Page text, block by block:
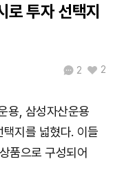
로 투자 선택지
2 2
용, 삼성자산운용
지를 넓혔다. 이들
품으로 구성되어